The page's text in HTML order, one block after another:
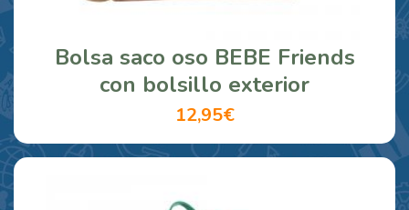
Bolsa saco oso BEBE Friends
con bolsillo exterior
12,95€